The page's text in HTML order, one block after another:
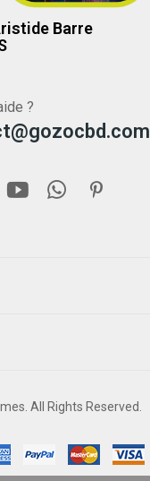
Barre
?
All Rights Reserved.